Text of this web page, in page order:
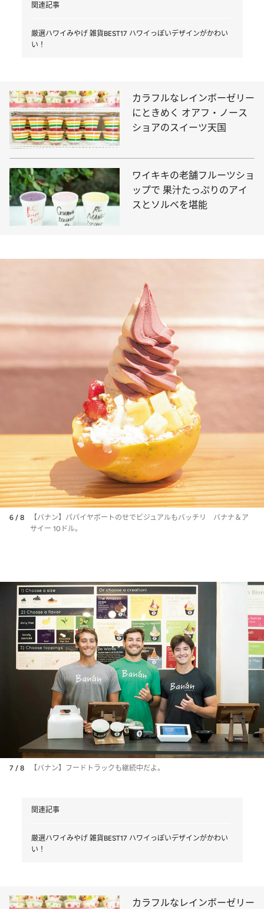
関連記事
厳選ハワイみやげ 雑貨BEST17 ハワイっぽいデザインがかわい
い！
カラフルなレインボーゼリー
にときめく オアフ・ノース
ショアのスイーツ天国
ワイキキの老舗フルーツショ
ップで 果汁たっぷりのアイ
スとソルベを堪能
6 / 8
【バナン】パパイヤボートのせでビジュアルもバッチリ バナナ＆ア
サイー 10ドル。
7 / 8 【バナン】フードトラックも継続中だよ。
関連記事
厳選ハワイみやげ 雑貨BEST17 ハワイっぽいデザインがかわい
い！
カラフルなレインボーゼリー